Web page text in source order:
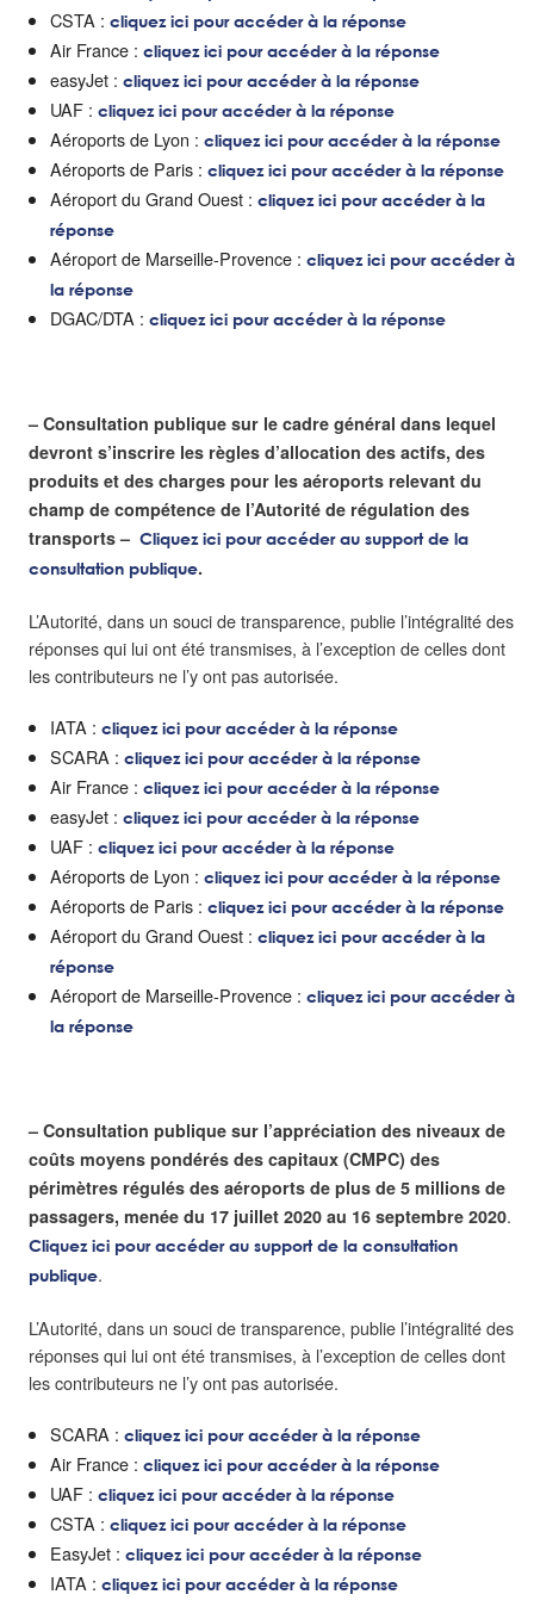
CSTA : cliquez ici pour accéder à la réponse
Air France : cliquez ici pour accéder à la réponse
easyJet : cliquez ici pour accéder à la réponse
UAF : cliquez ici pour accéder à la réponse
Aéroports de Lyon : cliquez ici pour accéder à la réponse
Aéroports de Paris : cliquez ici pour accéder à la réponse
Aéroport du Grand Ouest : cliquez ici pour accéder à la
réponse
Aéroport de Marseille-Provence : cliquez ici pour accéder à
la réponse
DGAC/DTA : cliquez ici pour accéder à la réponse
– Consultation publique sur le cadre général dans lequel
devront s’inscrire les règles d’allocation des actifs, des
produits et des charges pour les aéroports relevant du
champ de compétence de l’Autorité de régulation des
transports – Cliquez ici pour accéder au support de la
consultation publique.
L’Autorité, dans un souci de transparence, publie l’intégralité des
réponses qui lui ont été transmises, à l’exception de celles dont
les contributeurs ne l’y ont pas autorisée.
IATA : cliquez ici pour accéder à la réponse
SCARA : cliquez ici pour accéder à la réponse
Air France : cliquez ici pour accéder à la réponse
easyJet : cliquez ici pour accéder à la réponse
UAF : cliquez ici pour accéder à la réponse
Aéroports de Lyon : cliquez ici pour accéder à la réponse
Aéroports de Paris : cliquez ici pour accéder à la réponse
Aéroport du Grand Ouest : cliquez ici pour accéder à la
réponse
Aéroport de Marseille-Provence : cliquez ici pour accéder à
la réponse
– Consultation publique sur l’appréciation des niveaux de
coûts moyens pondérés des capitaux (CMPC) des
périmètres régulés des aéroports de plus de 5 millions de
passagers, menée du 17 juillet 2020 au 16 septembre 2020.
Cliquez ici pour accéder au support de la consultation
publique.
L’Autorité, dans un souci de transparence, publie l’intégralité des
réponses qui lui ont été transmises, à l’exception de celles dont
les contributeurs ne l’y ont pas autorisée.
SCARA : cliquez ici pour accéder à la réponse
Air France : cliquez ici pour accéder à la réponse
UAF : cliquez ici pour accéder à la réponse
CSTA : cliquez ici pour accéder à la réponse
EasyJet : cliquez ici pour accéder à la réponse
IATA : cliquez ici pour accéder à la réponse